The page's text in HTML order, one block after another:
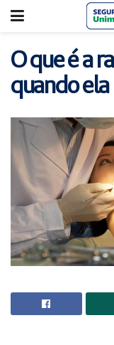
O que é a
quando